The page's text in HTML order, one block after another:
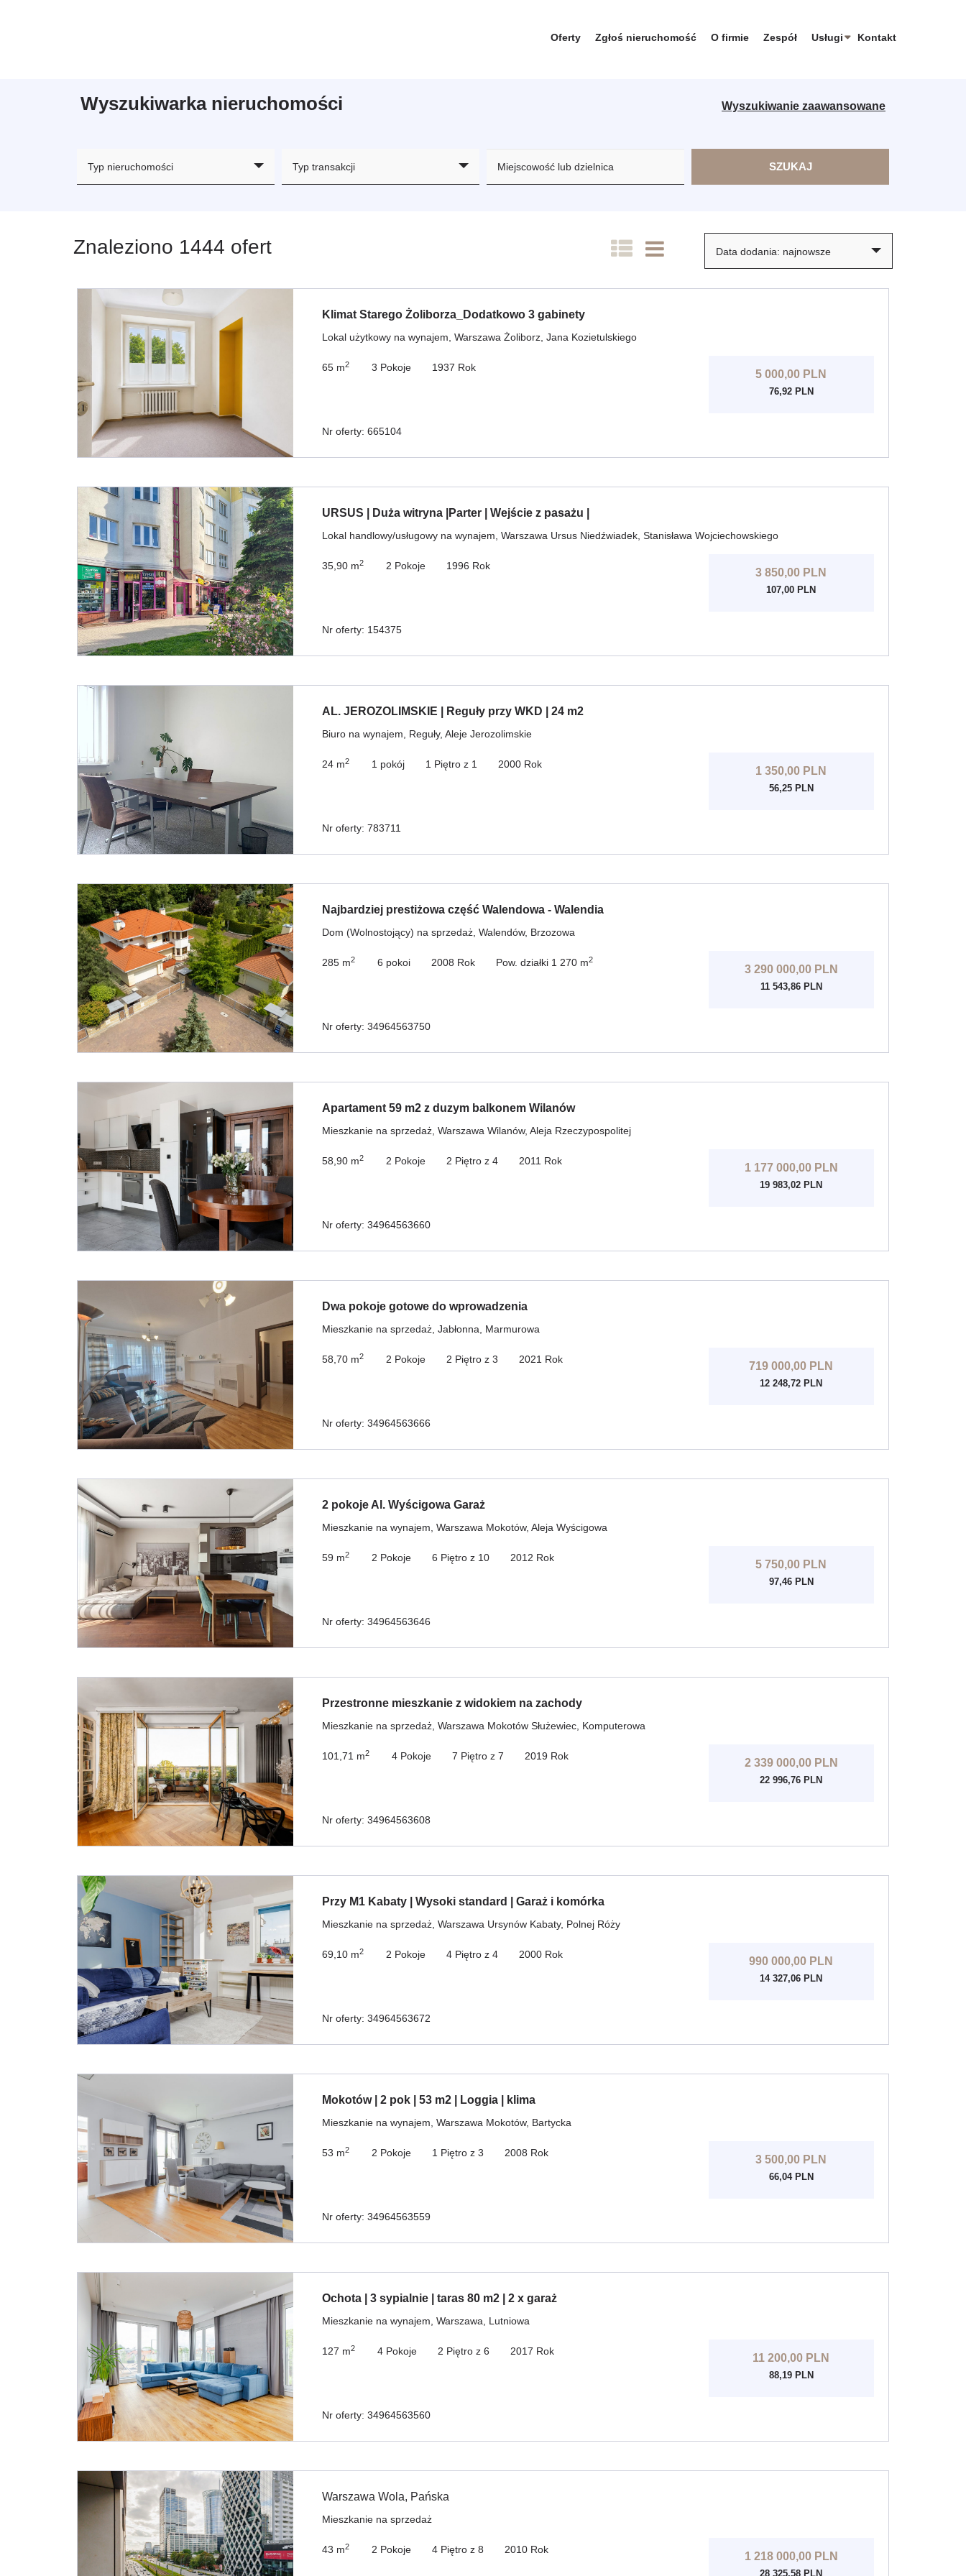
Oferty Zgłoś nieruchomość O firmie Zespół Usługi Kontakt
Wyszukiwarka nieruchomości Wyszukiwanie zaawansowane
Typ nieruchomości Typ transakcji
Znaleziono 1444 ofert Data dodania: najnowsze
Klimat Starego Żoliborza_Dodatkowo 3 gabinety
Lokal użytkowy na wynajem, Warszawa Żoliborz, Jana Kozietulskiego
5 000,00 PLN
76,92 PLN
65 m2 3 Pokoje 1937 Rok
Nr oferty: 665104
URSUS | Duża witryna |Parter | Wejście z pasażu |
Lokal handlowy/usługowy na wynajem, Warszawa Ursus Niedźwiadek, Stanisława Wojciechowskiego
3 850,00 PLN
107,00 PLN
35,90 m2 2 Pokoje 1996 Rok
Nr oferty: 154375
AL. JEROZOLIMSKIE | Reguły przy WKD | 24 m2
Biuro na wynajem, Reguły, Aleje Jerozolimskie
1 350,00 PLN
56,25 PLN
24 m2 1 pokój 1 Piętro z 1 2000 Rok
Nr oferty: 783711
Najbardziej prestiżowa część Walendowa - Walendia
Dom (Wolnostojący) na sprzedaż, Walendów, Brzozowa
3 290 000,00 PLN
11 543,86 PLN
285 m2 6 pokoi 2008 Rok Pow. działki 1 270 m2
Nr oferty: 34964563750
Apartament 59 m2 z duzym balkonem Wilanów
Mieszkanie na sprzedaż, Warszawa Wilanów, Aleja Rzeczypospolitej
1 177 000,00 PLN
19 983,02 PLN
58,90 m2 2 Pokoje 2 Piętro z 4 2011 Rok
Nr oferty: 34964563660
Dwa pokoje gotowe do wprowadzenia
Mieszkanie na sprzedaż, Jabłonna, Marmurowa
719 000,00 PLN
12 248,72 PLN
58,70 m2 2 Pokoje 2 Piętro z 3 2021 Rok
Nr oferty: 34964563666
2 pokoje Al. Wyścigowa Garaż
Mieszkanie na wynajem, Warszawa Mokotów, Aleja Wyścigowa
5 750,00 PLN
97,46 PLN
59 m2 2 Pokoje 6 Piętro z 10 2012 Rok
Nr oferty: 34964563646
Przestronne mieszkanie z widokiem na zachody
Mieszkanie na sprzedaż, Warszawa Mokotów Służewiec, Komputerowa
2 339 000,00 PLN
22 996,76 PLN
101,71 m2 4 Pokoje 7 Piętro z 7 2019 Rok
Nr oferty: 34964563608
Przy M1 Kabaty | Wysoki standard | Garaż i komórka
Mieszkanie na sprzedaż, Warszawa Ursynów Kabaty, Polnej Róży
990 000,00 PLN
14 327,06 PLN
69,10 m2 2 Pokoje 4 Piętro z 4 2000 Rok
Nr oferty: 34964563672
Mokotów | 2 pok | 53 m2 | Loggia | klima
Mieszkanie na wynajem, Warszawa Mokotów, Bartycka
3 500,00 PLN
66,04 PLN
53 m2 2 Pokoje 1 Piętro z 3 2008 Rok
Nr oferty: 34964563559
Ochota | 3 sypialnie | taras 80 m2 | 2 x garaż
Mieszkanie na wynajem, Warszawa, Lutniowa
11 200,00 PLN
88,19 PLN
127 m2 4 Pokoje 2 Piętro z 6 2017 Rok
Nr oferty: 34964563560
Warszawa Wola, Pańska
Mieszkanie na sprzedaż
1 218 000,00 PLN
28 325,58 PLN
43 m2 2 Pokoje 4 Piętro z 8 2010 Rok